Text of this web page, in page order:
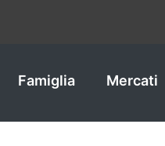
Famiglia Mercati